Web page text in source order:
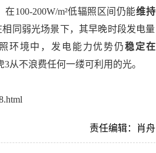
100-200W/m²低辐照区间仍能维持
同弱光场景下，其早晚时段发电量
环境中，发电能力优势仍稳定在
从不浪费任何一缕可利用的光。
责任编辑：肖舟